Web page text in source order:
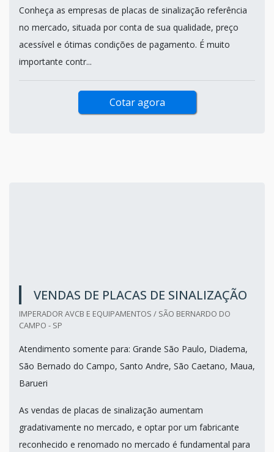
Conheça as empresas de placas de sinalização referência
no mercado, situada por conta de sua qualidade, preço
acessível e ótimas condições de pagamento. É muito
importante contr...
Cotar agora
VENDAS DE PLACAS DE SINALIZAÇÃO
IMPERADOR AVCB E EQUIPAMENTOS / SÃO BERNARDO DO
CAMPO - SP
Atendimento somente para: Grande São Paulo, Diadema,
São Bernado do Campo, Santo Andre, São Caetano, Maua,
Barueri
As vendas de placas de sinalização aumentam
gradativamente no mercado, e optar por um fabricante
reconhecido e renomado no mercado é fundamental para